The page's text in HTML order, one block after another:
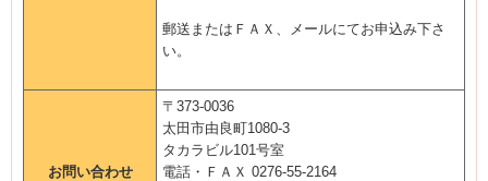
郵送またはＦＡＸ、メールにてお申込み下さ
い。
お問い合わせ
〒373-0036
太田市由良町1080-3
タカラビル101号室
電話・ＦＡＸ 0276-55-2164